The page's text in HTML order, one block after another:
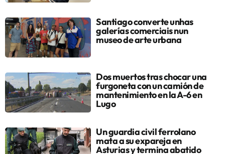
Santiago converte unhas
galerías comerciais nun
museo de arte urbana
Dos muertos tras chocar una
furgoneta con un camión de
mantenimiento en la A-6 en
Lugo
Un guardia civil ferrolano
mata a su expareja en
Asturias y termina abatido